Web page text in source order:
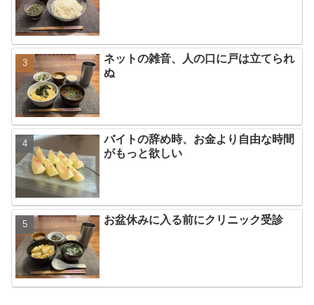
ネットの雑音、人の口に戸は立てられ
ぬ
バイトの辞め時、お金より自由な時間
がもっと欲しい
お盆休みに入る前にクリニック受診